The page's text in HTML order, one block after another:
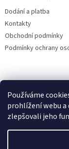
Používáme
prohlížení webu a
zlepšovali jeho
Dodání a platba
Kontakty
Obchodní podmínky
Podmínky ochrany